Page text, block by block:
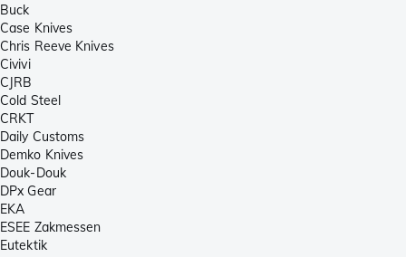
Buck
Case Knives
Chris Reeve Knives
Civivi
CJRB
Cold Steel
CRKT
Daily Customs
Demko Knives
Douk-Douk
DPx Gear
EKA
ESEE Zakmessen
Eutektik